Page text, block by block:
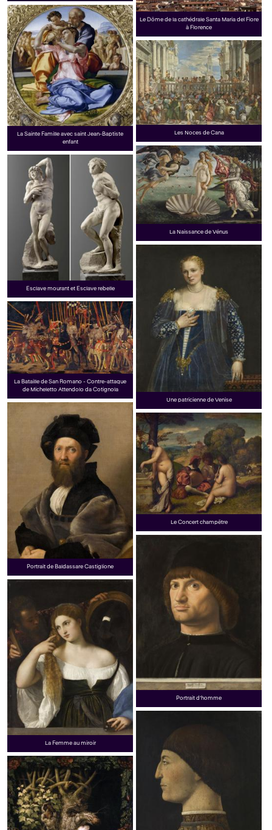
Le Dôme de la cathédrale Santa Maria del Fiore
à Florence
La Sainte Famille avec saint Jean-Baptiste
enfant
Les Noces de Cana
La Naissance de Vénus
Esclave mourant et Esclave rebelle
Une patricienne de Venise
La Bataille de San Romano - Contre-attaque
de Micheletto Attendolo da Cotignola
Portrait de Baldassare Castiglione
Le Concert champêtre
Portrait d’homme
La Femme au miroir